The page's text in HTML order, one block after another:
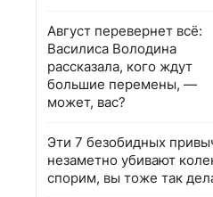
Август перевернет всё:
Василиса Володина
рассказала, кого ждут
большие перемены, —
может, вас?
Эти 7 безобидных
незаметно убивают
спорим, вы тоже так